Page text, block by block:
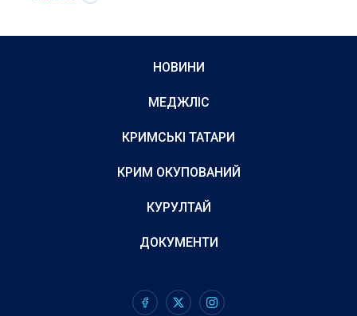
НОВИНИ
МЕДЖЛІС
КРИМСЬКІ ТАТАРИ
КРИМ ОКУПОВАНИЙ
КУРУЛТАЙ
ДОКУМЕНТИ